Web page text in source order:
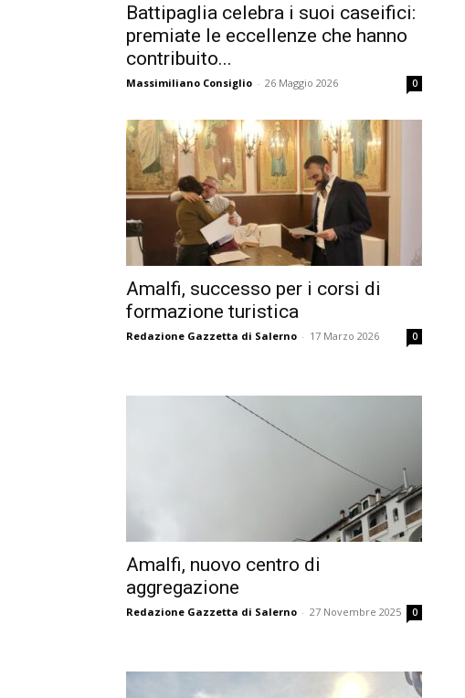
Battipaglia celebra i suoi caseifici:
premiate le eccellenze che hanno
contribuito...
Massimiliano Consiglio - 26 Maggio 2026 0
Amalfi, successo per i corsi di
formazione turistica
Redazione Gazzetta di Salerno - 17 Marzo 2026 0
Amalfi, nuovo centro di
aggregazione
Redazione Gazzetta di Salerno - 27 Novembre 2025 0